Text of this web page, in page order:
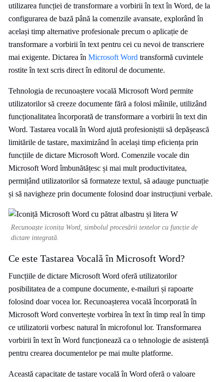
utilizarea funcției de transformare a vorbirii în text în Word, de la
configurarea de bază până la comenzile avansate, explorând în
același timp alternative profesionale precum o aplicație de
transformare a vorbirii în text pentru cei cu nevoi de transcriere
mai exigente. Dictarea în Microsoft Word transformă cuvintele
rostite în text scris direct în editorul de documente.
Tehnologia de recunoaștere vocală Microsoft Word permite
utilizatorilor să creeze documente fără a folosi mâinile, utilizând
funcționalitatea încorporată de transformare a vorbirii în text din
Word. Tastarea vocală în Word ajută profesioniștii să depășească
limitările de tastare, maximizând în același timp eficiența prin
funcțiile de dictare Microsoft Word. Comenzile vocale din
Microsoft Word îmbunătățesc și mai mult productivitatea,
permițând utilizatorilor să formateze textul, să adauge punctuație
și să navigheze prin documente folosind doar instrucțiuni verbale.
Recunoaște iconița Word, simbolul procesării textelor cu funcție de
dictare integrată.
Ce este Tastarea Vocală în Microsoft Word?
Funcțiile de dictare Microsoft Word oferă utilizatorilor
posibilitatea de a compune documente, e-mailuri și rapoarte
folosind doar vocea lor. Recunoașterea vocală încorporată în
Microsoft Word convertește vorbirea în text în timp real în timp
ce utilizatorii vorbesc natural în microfonul lor. Transformarea
vorbirii în text în Word funcționează ca o tehnologie de asistență
pentru crearea documentelor pe mai multe platforme.
Această capacitate de tastare vocală în Word oferă o valoare